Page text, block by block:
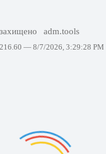
захищено adm.tools
— 8/7/2026, 3:29:28 PM